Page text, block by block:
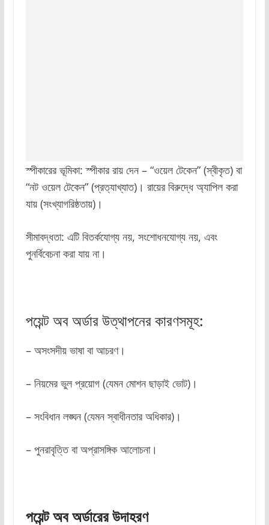
স্পীকারের ভূমিকা: স্পীকার রায় দেন – “ওয়েল টেকেন” (স্বীকৃত) বা
“নট ওয়েল টেকেন” (প্রত্যাখ্যাত)। রায়ের বিরুদ্ধে অ্যাপিল করা
যায় (সংখ্যাগরিষ্ঠতায়)।
সীমাবদ্ধতা: এটি বিতর্কযোগ্য নয়, সংশোধনযোগ্য নয়, এবং
পুনর্বিবেচনা করা যায় না।
পয়েন্ট অব অর্ডার উত্থাপনের কারণসমূহ:
– অসংসদীয় ভাষা বা আচরণ।
– নিয়মের ভুল প্রয়োগ (যেমন মোশন ছাড়াই ভোট)।
– সংবিধান লঙ্ঘন (যেমন স্বাধীনতার অধিকার)।
– পুনরাবৃত্তি বা অপ্রাসঙ্গিক আলোচনা।
পয়েন্টঅবঅর্ডারেরউদাহরণ